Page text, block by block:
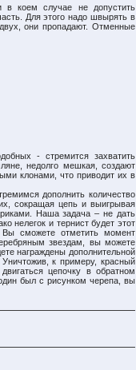
коем случае не допустить
Для этого надо швырять в
они пропадают. Отменные
- стремится захватить
недолго мешкая, создают
клонами, что приводит их в
дополнить количество
сокращая цепь и выигрывая
Наша задача – не дать
нелегок и тернист будет этот
Вы сможете отметить момент
звездам, вы можете
награждены дополнительной
к примеру, красный
цепочку в обратном
был с рисунком черепа, вы